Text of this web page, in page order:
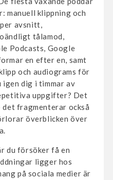
manuell klippning och
avsnitt,
tålamod,
Podcasts, Google
en efter en, samt
och audiograms för
igen dig i timmar av
uppgifter? Det
fragmenterar också
överblicken över
du försöker få en
ligger hos
på sociala medier är